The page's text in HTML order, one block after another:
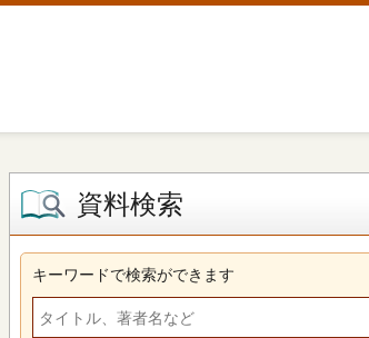
資料検索
キーワードで検索ができます